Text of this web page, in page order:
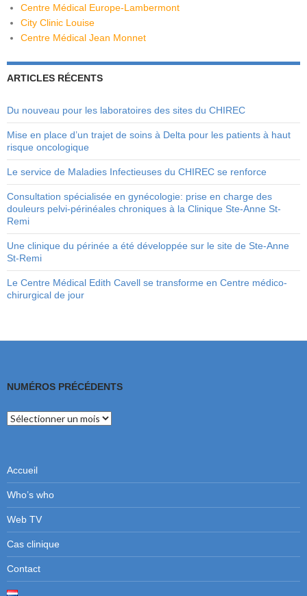
Centre Médical Europe-Lambermont
City Clinic Louise
Centre Médical Jean Monnet
ARTICLES RÉCENTS
Du nouveau pour les laboratoires des sites du CHIREC
Mise en place d’un trajet de soins à Delta pour les patients à haut
risque oncologique
Le service de Maladies Infectieuses du CHIREC se renforce
Consultation spécialisée en gynécologie: prise en charge des
douleurs pelvi-périnéales chroniques à la Clinique Ste-Anne St-
Remi
Une clinique du périnée a été développée sur le site de Ste-Anne
St-Remi
Le Centre Médical Edith Cavell se transforme en Centre médico-
chirurgical de jour
NUMÉROS PRÉCÉDENTS
Numéros
précédents
Accueil
Who’s who
Web TV
Cas clinique
Contact